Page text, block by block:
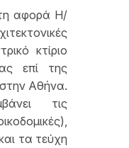
αφορά Η/
κτίριο
επί της
Αθήνα.
τις
τα τεύχη